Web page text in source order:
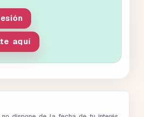
aquí